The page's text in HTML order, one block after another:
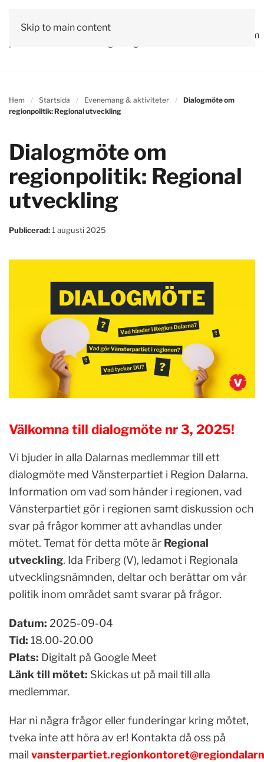
Skip to main content
Vår
Debatt
OmLäs våra
Valprogram
Hem Startsida Evenemang & aktiviteter
Dialogmöte om
regionpolitik: Regional utveckling
Dialogmöte om
regionpolitik: Regional
utveckling
Publicerad:1 augusti 2025
Välkomna till dialogmöte nr 3, 2025!
Vi bjuder in alla Dalarnas medlemmar till ett
dialogmöte med Vänsterpartiet i Region Dalarna.
Information om vad som händer i regionen, vad
Vänsterpartiet gör i regionen samt diskussion och
svar på frågor kommer att avhandlas under
mötet. Temat för detta möte är Regional
utveckling. Ida Friberg (V), ledamot i Regionala
utvecklingsnämnden, deltar och berättar om vår
politik inom området samt svarar på frågor.
Datum: 2025-09-04
Tid: 18.00-20.00
Plats: Digitalt på Google Meet
Länk till mötet: Skickas ut på mail till alla
medlemmar.
Har ni några frågor eller funderingar kring mötet,
tveka inte att höra av er! Kontakta då oss på
mail